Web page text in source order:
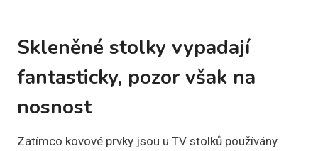
Skleněné stolky vypadají
fantasticky, pozor však na
nosnost
Zatímco kovové prvky jsou u TV stolků používány